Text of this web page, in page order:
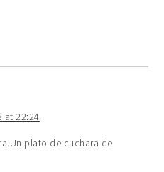
at 22:24
plato de cuchara de